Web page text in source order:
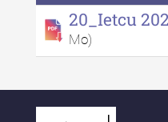
Indexul
20_Ietcu
Mo)